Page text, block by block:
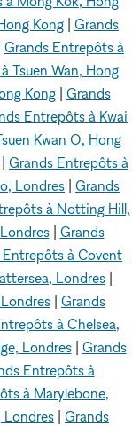
Kong Grands
Grands Entrepôts à
Tsuen Wan, Hong
Kong| Grands
Entrepôts à Kwai
Kwan O, Hong
Grands Entrepôts à
Londres Grands
à Notting Hill,
| Grands
Entrepôts à Covent
Londres
Grands
à Chelsea,
Londres| Grands
Entrepôts à
à Marylebone,
Londres Grands